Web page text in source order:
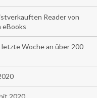
Reader von
eBooks
Woche an über 200